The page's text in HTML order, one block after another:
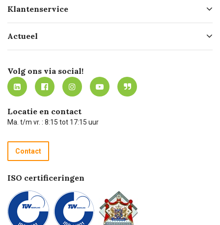
Geschiedenis
Missie
Werken bij Carel Lurvink
MVO
Klantenservice
Bezorgen
Mijn Carel Lurvink
Mijn Carel Lurvink instructievideo's
Carel Lurvink App
Hulp op afstand
Technische dienst
Recycle programma
Betalen
Actueel
Innovation LAB
Tevreden klanten
Carel Lurvink Blog
Carel de podcast
Volg ons via social!
Locatie en contact
Ma. t/m vr. : 8:15 tot 17:15 uur
Contact
ISO certificeringen